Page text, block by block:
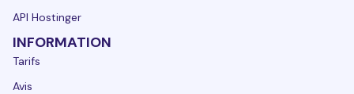
API Hostinger
INFORMATION
Tarifs
Avis